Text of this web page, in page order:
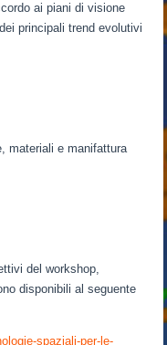
ai piani di visione
principali trend evolutivi
materiali e manifattura
del workshop,
disponibili al seguente
spaziali-per-le-